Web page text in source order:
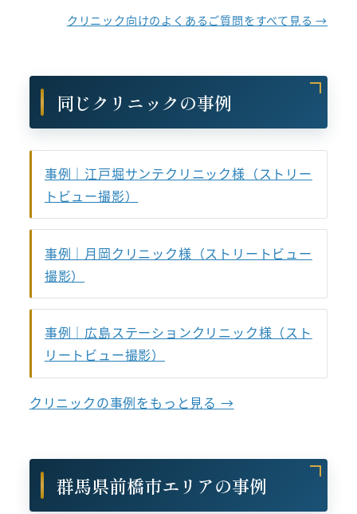
クリニック向けのよくあるご質問をすべて見る →
同じクリニックの事例
事例｜江戸堀サンテクリニック様（ストリー
トビュー撮影）
事例｜月岡クリニック様（ストリートビュー
撮影）
事例｜広島ステーションクリニック様（スト
リートビュー撮影）
クリニックの事例をもっと見る →
群馬県前橋市エリアの事例